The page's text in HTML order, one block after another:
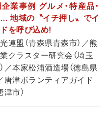
業事例 グルメ・特産品・
地域の〝イチ押し〟でイ
を呼び込め!
連盟（青森県青森市）／熊
クラスター研究会（埼玉
／本家松浦酒造場（徳島県
唐津ボランティアガイド
津市）